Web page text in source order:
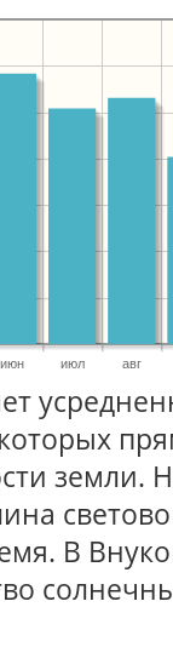
июн июл авг
земли.
В